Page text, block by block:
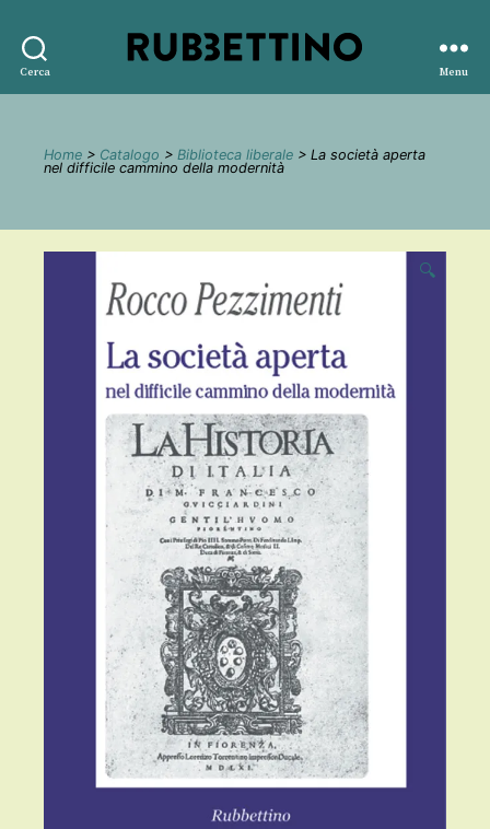
Cerca
editore
Menu
Home > Catalogo > Biblioteca liberale > La società aperta
nel difficile cammino della modernità
🔍